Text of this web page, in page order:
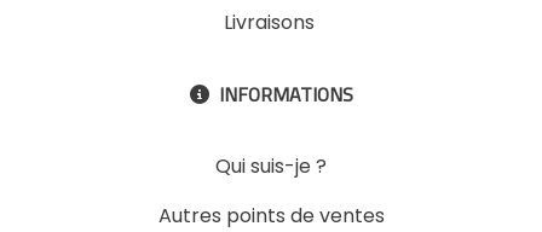
Livraisons
 INFORMATIONS
Qui suis-je ?
Autres points de ventes